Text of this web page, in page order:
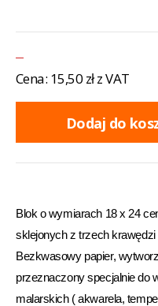
Cena: 15,50 zł z VAT
Dodaj do
Blok o wymiarach 18 x 24
sklejonych z trzech krawędzi
Bezkwasowy papier,
przeznaczony specjalnie do
malarskich ( akwarela,